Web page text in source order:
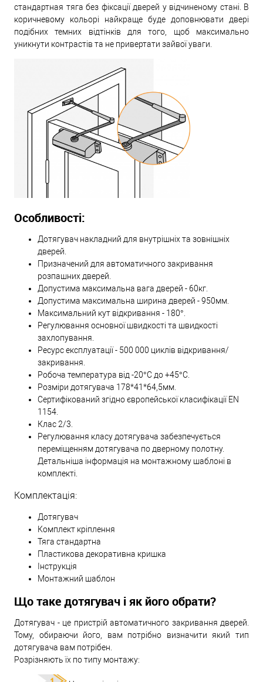
стандартная тяга без фіксації дверей у відчиненому стані. В
коричневому кольорі найкраще буде доповнювати двері
подібних темних відтінків для того, щоб максимально
уникнути контрастів та не привертати зайвої уваги.
Особливості:
Дотягувач накладний для внутрішніх та зовнішніх
дверей.
Призначений для автоматичного закривання
розпашних дверей.
Допустима максимальна вага дверей - 60кг.
Допустима максимальна ширина дверей - 950мм.
Максимальний кут відкривання - 180°.
Регулювання основної швидкості та швидкості
захлопування.
Ресурс експлуатації - 500 000 циклів відкривання/
закривання.
Робоча температура від -20°С до +45°С.
Розміри дотягувача 178*41*64,5мм.
Сертифікований згідно європейської класифікації EN
1154.
Клас 2/3.
Регулювання класу дотягувача забезпечується
переміщенням дотягувача по дверному полотну.
Детальніша інформація на монтажному шаблоні в
комплекті.
Комплектація:
Дотягувач
Комплект кріплення
Тяга стандартна
Пластикова декоративна кришка
Інструкція
Монтажний шаблон
Що таке дотягувач і як його обрати?
Дотягувач - це пристрій автоматичного закривання дверей.
Тому, обираючи його, вам потрібно визначити який тип
дотягувача вам потрібен.
Розрізняють їх по типу монтажу: